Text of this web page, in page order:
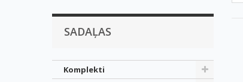
SADAĻAS
Komplekti